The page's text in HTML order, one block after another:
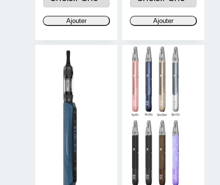
plusieurs
variations.
Les
Ajouter
plusieurs
Les
Ajouter